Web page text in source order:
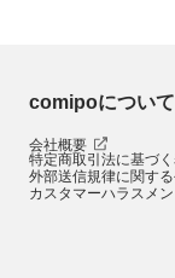
comipoについて
会社概要
特定商取引法に基づ
外部送信規律に関す
カスタマーハラスメ